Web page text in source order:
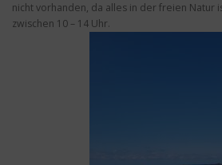
nicht vorhanden, da alles in der freien Natur
zwischen 10 – 14 Uhr.